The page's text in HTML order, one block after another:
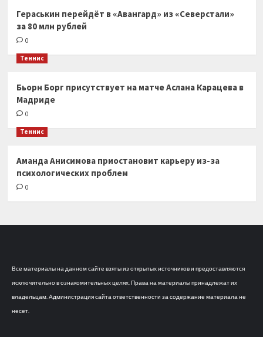
Гераськин перейдёт в «Авангард» из «Северстали»
за 80 млн рублей
0
Теннис
Бьорн Борг присутствует на матче Аслана Карацева в
Мадриде
0
Теннис
Аманда Анисимова приостановит карьеру из-за
психологических проблем
0
Все материалы на данном сайте взяты из открытых источников и предоставляются
исключительно в ознакомительных целях. Права на материалы принадлежат их
владельцам. Администрация сайта ответственности за содержание материала не
несет.